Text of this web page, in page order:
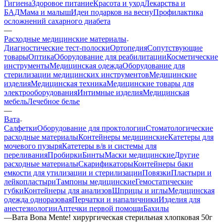
ГигиенаЗдоровое питаниеКрасота и уходЛекарства и
БАДМама и малышИдеи подарков на веснуПрофилактика
осложнений сахарного диабета
—
Расходные медицинские материалы
Диагностические тест-полоскиОртопедияСопутствующие
товарыОптикаОборудование для реабилитацииКосметические
инструментыМедицинская одеждаОборудование для
стерилизации медицинских инструментовМедицинские
изделияМедицинская техникаМедицинские товары для
электрооборудованияИнтимные изделияМедицинская
мебельЛечебное белье
—
Вата
СалфеткиОборудование для проктологииСтоматологические
расходные материалыКонтейнеры медицинскиеКатетеры для
мочевого пузыряКатетеры в/в и системы для
переливанияПробиркиБинтыМаски медицинскиеДругие
расходные материалыСкарификаторыКонтейнеры баки
емкости для утилизации и стерилизацииПовязкиПластыри и
лейкопластыриТампоны медицинскиеГемостатические
губкиКонтейнеры для анализовШприцы и иглыМедицинская
одежда одноразоваяПерчатки и напаличникиИзделия для
анестезиологииАптечки первой помощиБахилы
—Вата Bona Mente! хирургическая стерильная хлопковая 50г